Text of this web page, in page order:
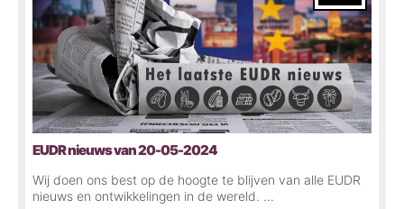
EUDR nieuws van 20-05-2024
Wij doen ons best op de hoogte te blijven van alle EUDR
nieuws en ontwikkelingen in de wereld. ...